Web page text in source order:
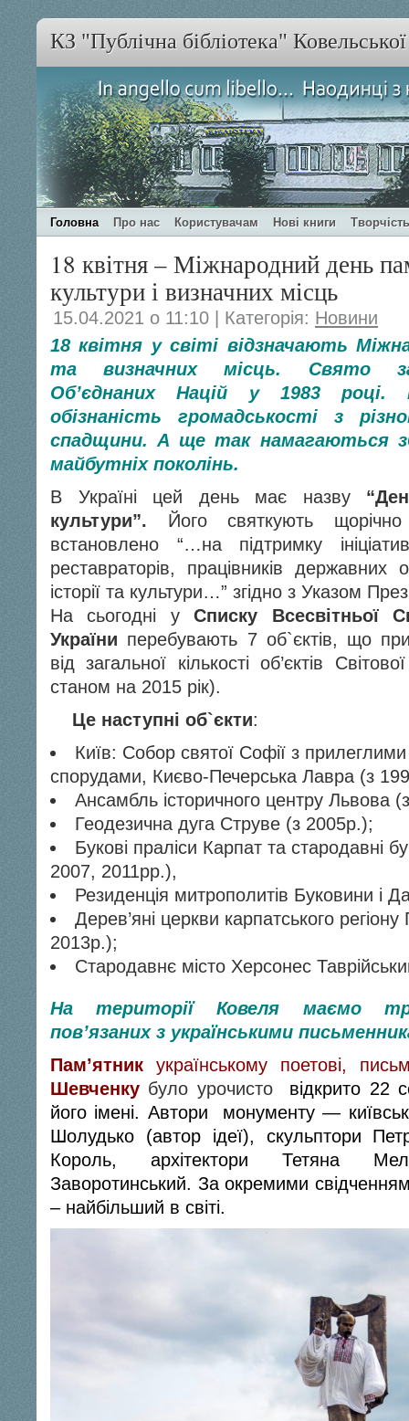
КЗ "Публічна бібліотека"
Головна Про нас Користувачам Нові книги
18 квітня – Міжнародний день
культури і визначних місць
15.04.2021 о 11:10 | Категорія: Новини
18 квітня у світі відзначають
та визначних місць. Свято
Об’єднаних Націй у 1983
обізнаність громадськості з
спадщини. А ще так намагаються
майбутніх поколінь.
В Україні цей день має назву
культури”. Його святкують
встановлено “…на підтримку
реставраторів, працівників державних
історії та культури…” згідно з Указом
На сьогодні уСписку
України перебувають 7 об`єктів, що
від загальної кількості об’єктів
станом на 2015 рік).
Це наступні об`єкти:
Київ: Собор святої Софії з
спорудами, Києво-Печерська Лавра (з
Ансамбль історичного центру Львова
Геодезична дуга Струве (з 2005р.);
Букові праліси Карпат та стародавні
2007, 2011рр.),
Резиденція митрополитів Буковини і
Дерев’яні церкви карпатського
2013р.);
Стародавнє місто Херсонес
На території Ковеля маємо
пов’язаних з українськими
Пам’ятник
українському поетові,
Шевченку було урочисто відкрито 22
його імені. Автори монументу —
Шолудько (автор ідеї), скульптори
Король, архітектори Тетяна
Заворотинський. За окремими
– найбільший в світі.